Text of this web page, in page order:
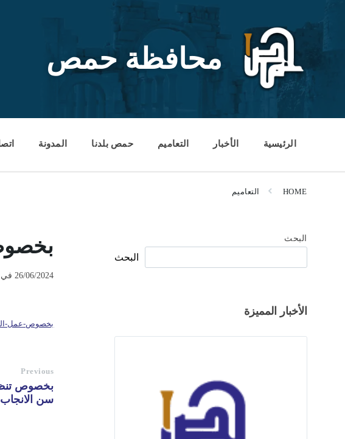
content
محافظة حمص
الرئيسية الأخبار التعاميم حمص بلدنا المدونة
HOME التعاميم
26/06/2024 في
بخصوص-عمل-
Previous
بخصوص
سن الانجاب
البحث
البحث
الأخبار المميزة